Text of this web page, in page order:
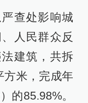
查处影响城
人民群众反
建筑，共拆
方米，完成年
的85.98%。